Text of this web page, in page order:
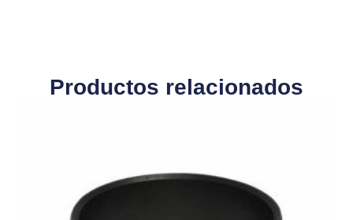
Productos relacionados